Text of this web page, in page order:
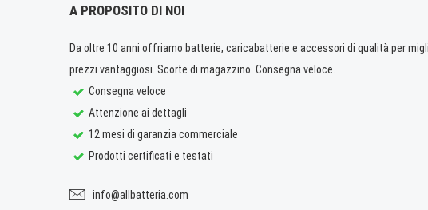
A PROPOSITO DI NOI
Da oltre 10 anni offriamo batterie, caricabatterie e accessori di qualità per
prezzi vantaggiosi. Scorte di magazzino. Consegna veloce.
Consegna veloce
Attenzione ai dettagli
12 mesi di garanzia commerciale
Prodotti certificati e testati
info@allbatteria.com